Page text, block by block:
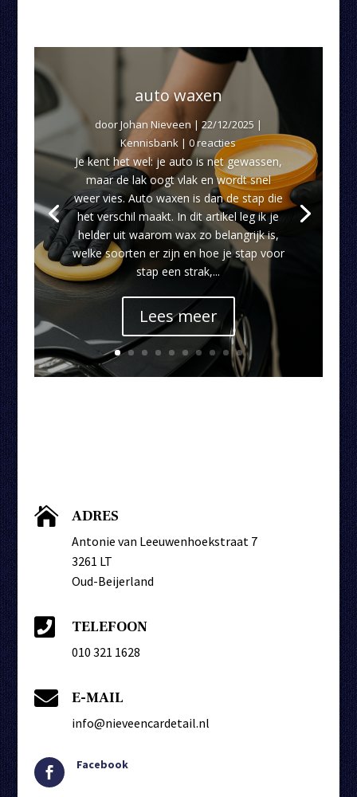
auto waxen
doorJohan Nieveen | 22/12/2025 |
Kennisbank | 0 reacties
Je kent het wel: je auto is net gewassen,
maar de lak oogt vlak en wordt snel
weer vies. Auto waxen is dan de stap die
het verschil maakt. In dit artikel leg ik je
helder uit waarom wax zo belangrijk is,
welke soorten er zijn en hoe je stap voor
stap een strak,...
Lees meer
 ADRES
Antonie van Leeuwenhoekstraat 7
3261 LT
Oud-Beijerland
 TELEFOON
010 321 1628
 E-MAIL
info@nieveencardetail.nl

Facebook